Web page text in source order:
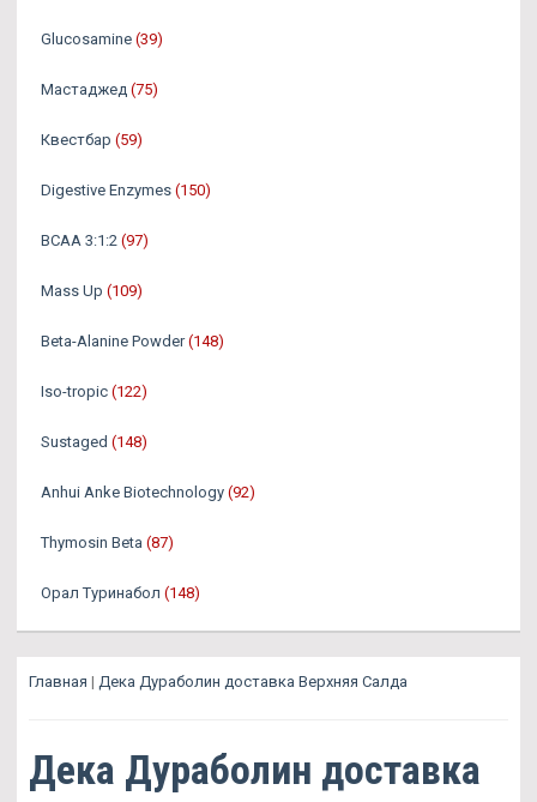
Glucosamine (39)
Мастаджед (75)
Квестбар (59)
Digestive Enzymes (150)
BCAA 3:1:2 (97)
Mass Up (109)
Beta-Alanine Powder (148)
Iso-tropic (122)
Sustaged (148)
Anhui Anke Biotechnology (92)
Thymosin Beta (87)
Орал Туринабол (148)
Главная | Дека Дураболин доставка Верхняя Салда
Дека Дураболин доставка